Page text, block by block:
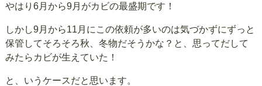
やはり6月から9月がカビの最盛期です！
しかし9月から11月にこの依頼が多いのは気づかずにずっと
保管してそろそろ秋、冬物だそうかな？と、思ってだして
みたらカビが生えていた！
と、いうケースだと思います。